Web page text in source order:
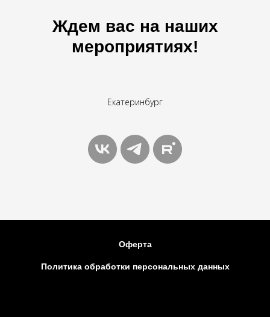
Ждем вас на наших
мероприятиях!
Екатеринбург
Оферта
Политика обработки персональных данных